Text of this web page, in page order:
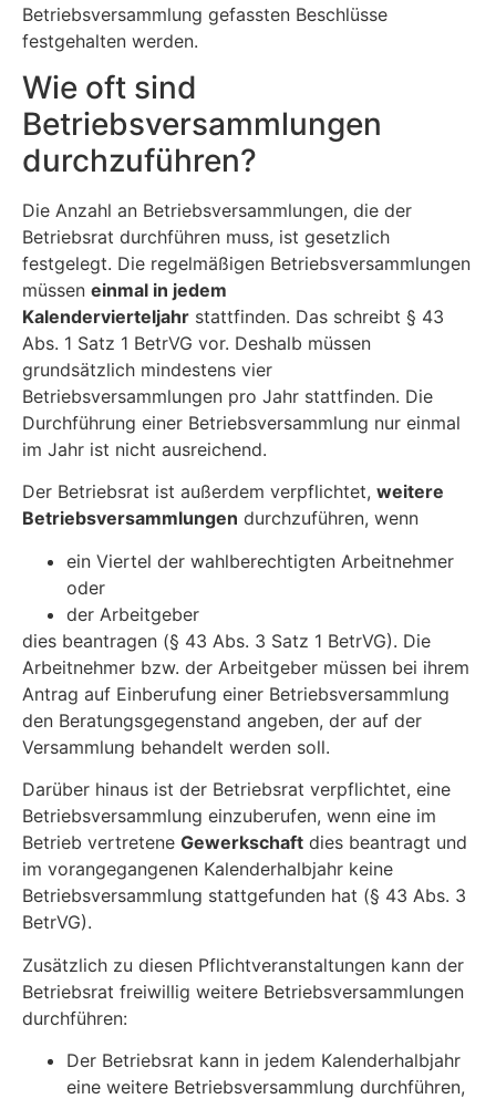
Betriebsversammlung gefassten Beschlüsse
festgehalten werden.
Wie oft sind
Betriebsversammlungen
durchzuführen?
Die Anzahl an Betriebsversammlungen, die der
Betriebsrat durchführen muss, ist gesetzlich
festgelegt. Die regelmäßigen Betriebsversammlungen
müssen einmal in jedem
Kalendervierteljahr stattfinden. Das schreibt § 43
Abs. 1 Satz 1 BetrVG vor. Deshalb müssen
grundsätzlich mindestens vier
Betriebsversammlungen pro Jahr stattfinden. Die
Durchführung einer Betriebsversammlung nur einmal
im Jahr ist nicht ausreichend.
Der Betriebsrat ist außerdem verpflichtet, weitere
Betriebsversammlungen durchzuführen, wenn
ein Viertel der wahlberechtigten Arbeitnehmer
oder
der Arbeitgeber
dies beantragen (§ 43 Abs. 3 Satz 1 BetrVG). Die
Arbeitnehmer bzw. der Arbeitgeber müssen bei ihrem
Antrag auf Einberufung einer Betriebsversammlung
den Beratungsgegenstand angeben, der auf der
Versammlung behandelt werden soll.
Darüber hinaus ist der Betriebsrat verpflichtet, eine
Betriebsversammlung einzuberufen, wenn eine im
Betrieb vertretene Gewerkschaft dies beantragt und
im vorangegangenen Kalenderhalbjahr keine
Betriebsversammlung stattgefunden hat (§ 43 Abs. 3
BetrVG).
Zusätzlich zu diesen Pflichtveranstaltungen kann der
Betriebsrat freiwillig weitere Betriebsversammlungen
durchführen:
Der Betriebsrat kann in jedem Kalenderhalbjahr
eine weitere Betriebsversammlung durchführen,